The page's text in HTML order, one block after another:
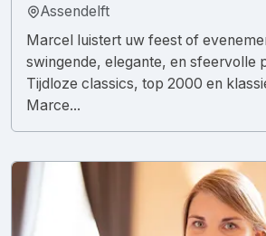
Assendelft
Marcel luistert uw feest of
swingende, elegante, en sfeervolle
Tijdloze classics, top 2000 en
Marce...